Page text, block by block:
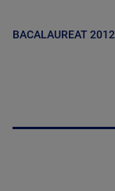
BACALAUREAT 2012